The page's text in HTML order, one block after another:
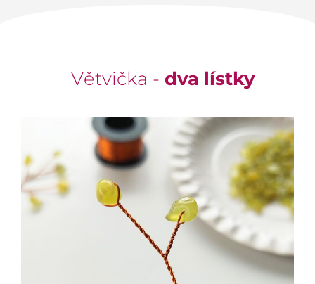
Větvička - dva lístky